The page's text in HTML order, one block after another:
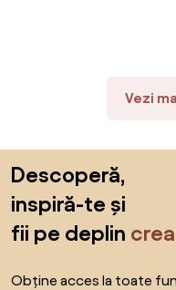
Vezi
Descoperă,
inspiră-te și
fii pe deplin
Obține acces la toate